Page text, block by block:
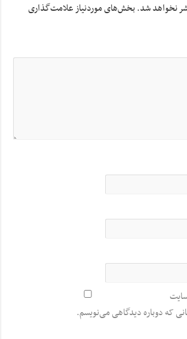
نخواهد شد.بخش‌های موردنیاز علامت‌گذاری
که دوباره دیدگاهی می‌نویسم.